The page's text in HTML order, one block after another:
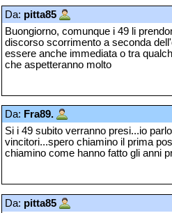
Da: pitta85
Buongiorno, comunque i 49 li
discorso scorrimento a seconda
essere anche immediata o tra
che aspetteranno molto
Da: Fra89.
Si i 49 subito verranno presi...io
vincitori...spero chiamino il prima
chiamino come hanno fatto gli anni
Da: pitta85